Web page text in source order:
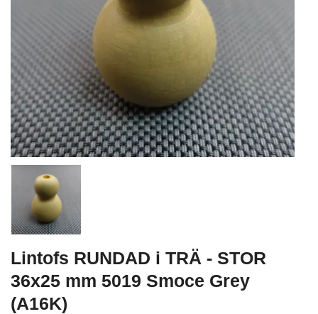
Lintofs RUNDAD i TRÄ - STOR
36x25 mm 5019 Smoce Grey
(A16K)